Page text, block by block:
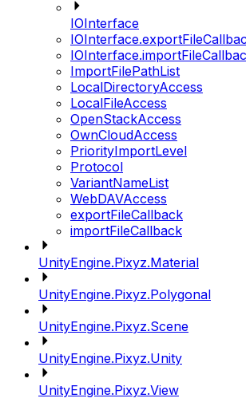
IOInterface
ImportFilePathList
LocalDirectoryAccess
LocalFileAccess
OpenStackAccess
OwnCloudAccess
PriorityImportLevel
Protocol
VariantNameList
WebDAVAccess
exportFileCallback
importFileCallback
UnityEngine.Pixyz.Material
UnityEngine.Pixyz.Polygonal
UnityEngine.Pixyz.Scene
UnityEngine.Pixyz.Unity
UnityEngine.Pixyz.View